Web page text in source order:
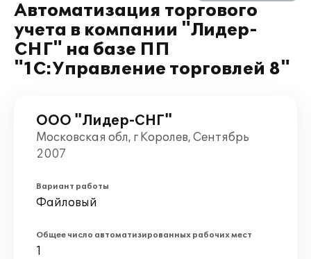
Автоматизация торгового
учета в компании "Лидер-
СНГ" на базе ПП
"1С:Управление торговлей 8"
ООО "Лидер-СНГ"
Московская обл, г Королев, Сентябрь
2007
Вариант работы
Файловый
Общее число автоматизированных рабочих мест
1